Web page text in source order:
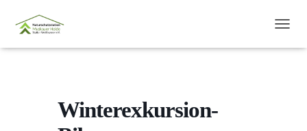
A
Winterexkursion-